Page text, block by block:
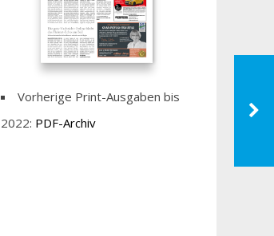
Vorherige Print-Ausgaben bis
2022: PDF-Archiv